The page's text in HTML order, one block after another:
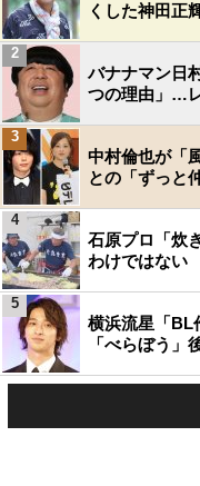
くした神田正
バナナマン日
つの理由」…
2
中村倫也が「
との「ずっと
3
石原プロ「炊
わけではない
4
横浜流星「BL
「べらぼう」
5